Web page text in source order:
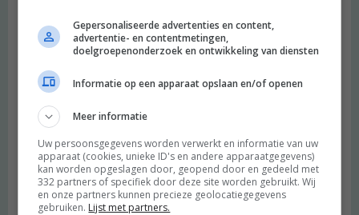
Naam*
E-mail*
Mijn naam, e-mail en site opslaan in deze browser voor de
volgende keer wanneer ik een reactie plaats.
Gepersonaliseerde advertenties en content,
advertentie- en contentmetingen,
doelgroepenonderzoek en ontwikkeling van diensten
Informatie op een apparaat opslaan en/of openen
Meer informatie
Uw persoonsgegevens worden verwerkt en informatie van uw
apparaat (cookies, unieke ID's en andere apparaatgegevens)
kan worden opgeslagen door, geopend door en gedeeld met
332 partners of specifiek door deze site worden gebruikt. Wij
en onze partners kunnen precieze geolocatiegegevens
gebruiken. Lijst met partners.